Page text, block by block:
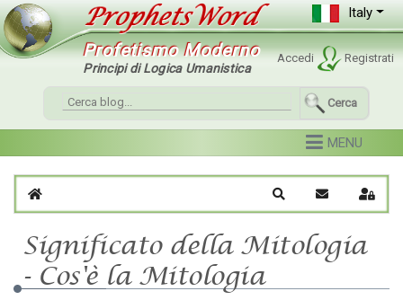
Italy
Profetismo Moderno
Principi di Logica Umanistica
Cerca
Home Cerca Iscriviti alSign
Significato della Mitologia
- Cos'è la Mitologia
Accedi Registrati